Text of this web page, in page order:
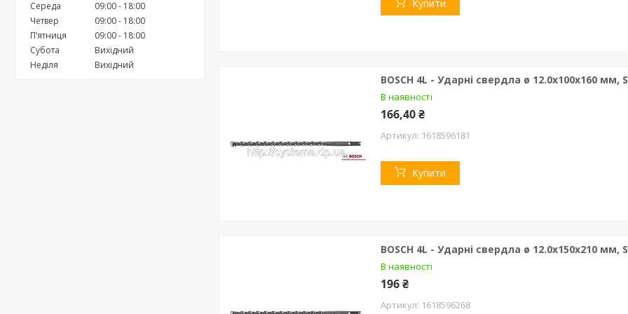
Середа
09:00
18:00
Четвер
09:00
18:00
Пʼятниця
09:00
18:00
Субота
Вихідний
Неділя
Вихідний
Купити
BOSCH 4L - Ударні свердла ø 12.0х100х160 мм,
В наявності
166,40 ₴
1618596181
Купити
BOSCH 4L - Ударні свердла ø 12.0х150х210 мм,
В наявності
196 ₴
1618596268